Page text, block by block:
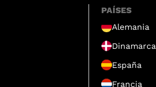
PAÍSES
Alemania
Dinamarca
España
Francia